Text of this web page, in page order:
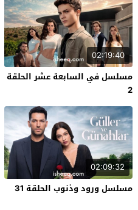
02:19:40
مسلسل في السابعة عشر الحلقة
2
02:09:32
مسلسل ورود وذنوب الحلقة 31